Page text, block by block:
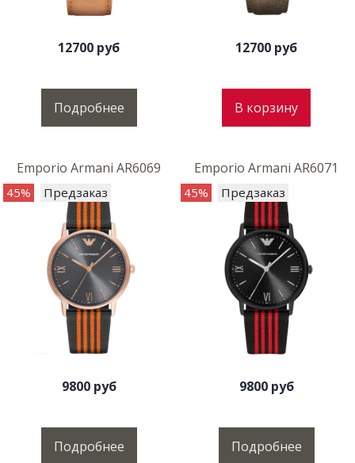
12700 руб
Подробнее
Emporio Armani AR6069
12700 руб
В корзину
Emporio Armani AR6071
45% Предзаказ
9800 руб
Подробнее
45% Предзаказ
9800 руб
Подробнее